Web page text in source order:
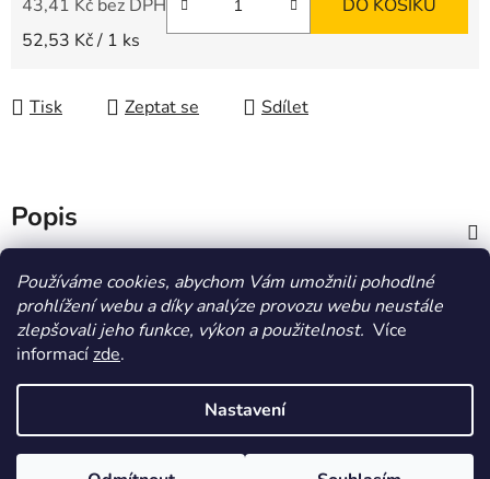
Používáme cookies, abychom Vám umožnili pohodlné
prohlížení webu a díky analýze provozu webu neustále
zlepšovali jeho funkce, výkon a použitelnost. Více
informacízde.
Nastavení
43,41 Kč bez DPH
Měrná cena:
52,53 Kč / 1 ks
DO KOŠÍKU
Tisk Zeptat se Sdílet
Popis
Diskuze
HOMOLA-shop.cz ZDE NAJDETE VÝDEJNÍ MÍSTO
Vytvořil Shoptet